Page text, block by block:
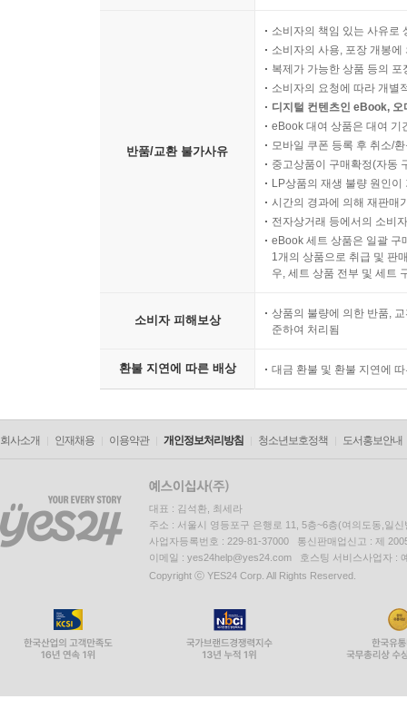
반품/교환 불가사유
소비자의 책임 있는 사유로
소비자의 사용, 포장 개봉
복제가 가능한 상품 등의
소비자의 요청에 따라 개별
디지털 컨텐츠인 eBook,
eBook 대여 상품은 대여 기
모바일 쿠폰 등록 후 취소/
중고상품이 구매확정(자동
LP상품의 재생 불량 원인
시간의 경과에 의해 재판매
전자상거래 등에서의 소비
eBook 세트 상품은 일괄 구
1개의 상품으로 취급 및 판
우, 세트 상품 전부 및 세트
소비자 피해보상
상품의 불량에 의한 반품,
준하여 처리됨
환불 지연에 따른 배상 대금 환불 및 환불 지연에
회사소개 인재채용 이용약관 개인정보처리방침 청소년보호정책 도서홍보안내
대표 : 김석환, 최세라
주소 : 서울시 영등포구 은행로 11, 5층~6층(여의도동,일신
사업자등록번호 : 229-81-37000 통신판매업신고 : 제
이메일 : yes24help@yes24.com 호스팅 서비스사업자 :
Copyright ⓒ YES24 Corp. All Rights Reserved.